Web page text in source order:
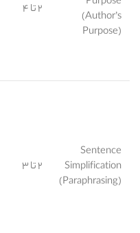
(Author’s
Purpose)
۲ تا ۴
Sentence
Simplification
(Paraphrasing)
۲ تا ۳